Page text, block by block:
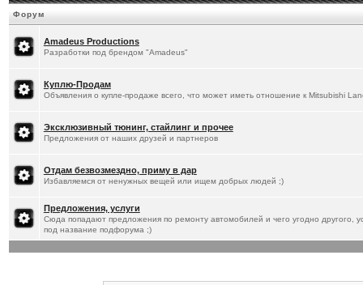
Форум
Amadeus Productions
Разработки под брендом "Amadeus"
Куплю-Продам
Объявления о купле-продаже всего, что может иметь отношение к Mitsubishi
Эксклюзивный тюнинг, стайлинг и прочее
Предложения от наших друзей и партнеров
Отдам безвозмездно, приму в дар
Избавляемся от ненужных вещей или ищем добрых людей ;)
Предложения, услуги
Сюда попадают предложения по ремонту автомобилей и чего угодно другого,
под название подфорума ;)